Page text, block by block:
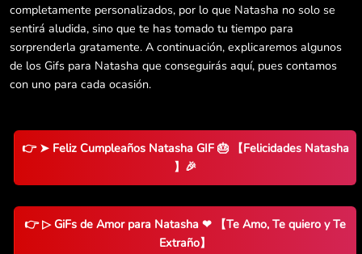
completamente personalizados, por lo que Natasha no solo se
sentirá aludida, sino que te has tomado tu tiempo para
sorprenderla gratamente. A continuación, explicaremos algunos
de los Gifs para Natasha que conseguirás aquí, pues contamos
con uno para cada ocasión.
👉 ➤ Feliz Cumpleaños Natasha GIF 🎂 【Felicidades Natasha
】🎉
👉 ▷ GiFs de Amor para Natasha ❤ 【Te Amo, Te quiero y Te
Extraño】